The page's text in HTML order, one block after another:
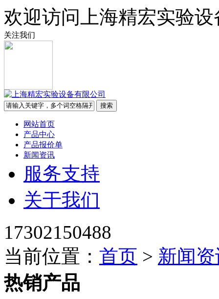
欢迎访问上海精宏实验
关注我们
网站首页
产品中心
产品报价单
新闻资讯
服务支持
关于我们
17302150488
当前位置： 首页 > 新闻
热销产品